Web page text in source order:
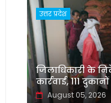
उत्तर प्रदेश
जिलाधिकारी के
कार्रवाई, 111
August 05, 2026